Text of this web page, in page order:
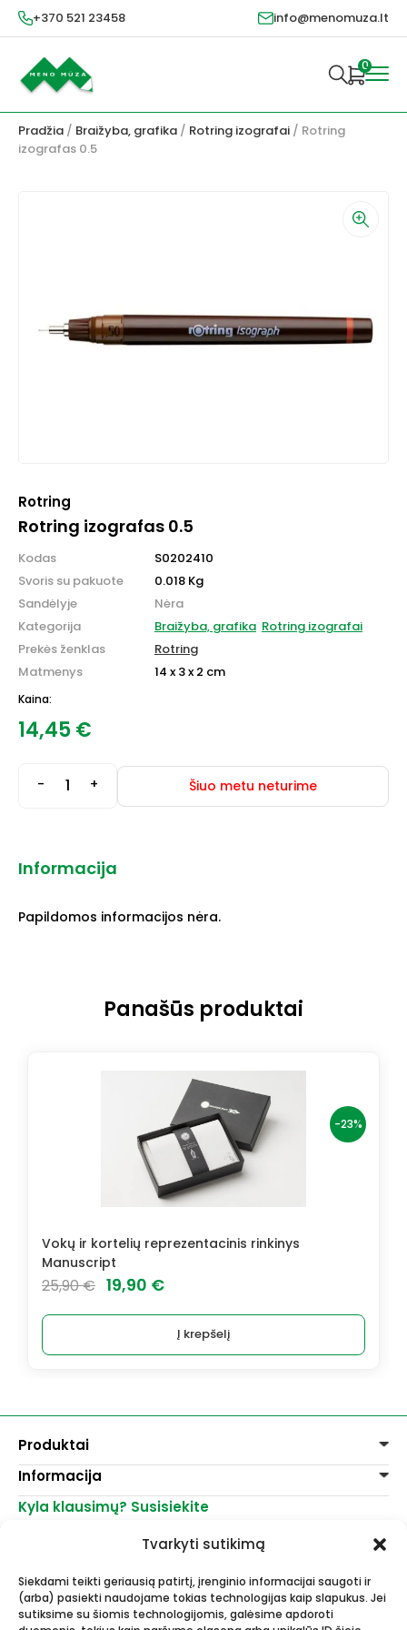
Tvarkyti sutikimą
Siekdami teikti geriausią patirtį, įrenginio informacijai saugoti ir
(arba) pasiekti naudojame tokias technologijas kaip slapukus. Jei
sutiksime su šiomis technologijomis, galėsime apdoroti
+370 521 23458 info@menomuza.lt
0
Pradžia / Braižyba, grafika / Rotring izografai / Rotring
izografas 0.5
Rotring
Rotring izografas 0.5
Kodas
Svoris su pakuote
Sandėlyje
Kategorija
Prekės ženklas
Matmenys
S0202410
0.018 Kg
Nėra
Braižyba, grafika Rotring izografai
Rotring
14 x 3 x 2 cm
Kaina:
14,45€
- + Šiuo metu neturime
Informacija
Papildomos informacijos nėra.
Panašūs produktai
-23%
Vokų ir kortelių reprezentacinis rinkinys
Manuscript
25,90€ Original
25,90 €.
19,90 €Current
is:
19,90 €.
Į krepšelį
Produktai
Dažai
Dekoravimui
Lakai, skiedikliai
Akvarelinis popierius
Molbertai
Keramikams ir skulptoriams
Informacija
Pirkimo taisyklės
Parduotuvės
Kyla klausimų? Susisiekite
info@menomuza.lt
Dailės, dailininkų reikmenys -
didmeninė ir mažmeninė prekyba.